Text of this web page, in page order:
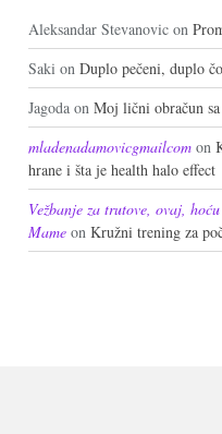
Aleksandar Stevanovic on
Saki on Duplo pečeni, duplo
Jagoda on Moj lični obračun
mladenadamovicgmailcom on
hrane i šta je health halo effect
Vežbanje za trutove, ovaj,
Mame on Kružni trening za